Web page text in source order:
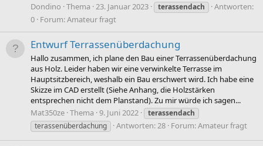
Dondino Thema 23. Januar 2023 terassendach
Antworten:
0 Forum:Amateur fragt
Entwurf Terrassenüberdachung
Hallo zusammen, ich plane den Bau einer Terrassenüberdachung
aus Holz. Leider haben wir eine verwinkelte Terrasse im
Hauptsitzbereich, weshalb ein Bau erschwert wird. Ich habe eine
Skizze im CAD erstellt (Siehe Anhang, die Holzstärken
entsprechen nicht dem Planstand). Zu mir würde ich sagen...
Mat350ze Thema 9. Juni 2022
terassendach
terassenüberdachung
Antworten: 28 Forum:Amateur fragt